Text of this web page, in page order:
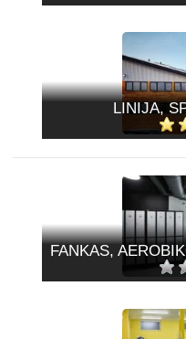
LINIJA,
FANKAS,